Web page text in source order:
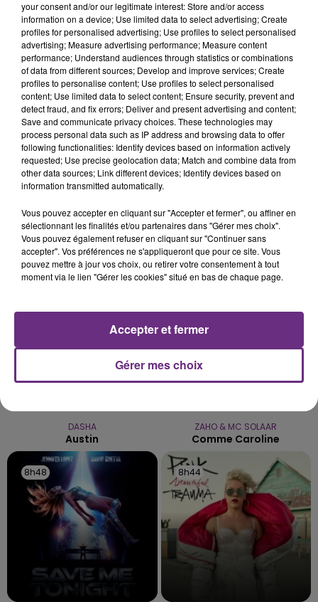
Un feu de remorque s'est déclaré ce mercredi en
fin de matinée sur l'A34.
VENEZ FÊTER CE WEEK-END
L'ANNIVERSAIRE DE WOINIC
Ce samedi 8 août sera un grand jour :
l'anniversaire du plus gros sanglier du monde.
Une fête est donc organisée et vous êtes tous
conviés !
TITRES DIFFUSÉS
8h59
8h59
DASHA
Austin
8h56
8h56
ZAHO & MC SOLAAR
Comme Caroline
8h48
8h48 8h44
8h44
your consent and/or our legitimate interest: Store and/or access
information on a device; Use limited data to select advertising; Create
profiles for personalised advertising; Use profiles to select personalised
advertising; Measure advertising performance; Measure content
performance; Understand audiences through statistics or combinations
of data from different sources; Develop and improve services; Create
profiles to personalise content; Use profiles to select personalised
content; Use limited data to select content; Ensure security, prevent and
detect fraud, and fix errors; Deliver and present advertising and content;
Save and communicate privacy choices. These technologies may
process personal data such as IP address and browsing data to offer
following functionalities: Identify devices based on information actively
requested; Use precise geolocation data; Match and combine data from
other data sources; Link different devices; Identify devices based on
information transmitted automatically.
Vous pouvez accepter en cliquant sur "Accepter et fermer", ou affiner en
sélectionnant les finalités et/ou partenaires dans "Gérer mes choix".
Vous pouvez également refuser en cliquant sur "Continuer sans
accepter". Vos préférences ne s'appliqueront que pour ce site. Vous
pouvez mettre à jour vos choix, ou retirer votre consentement à tout
moment via le lien "Gérer les cookies" situé en bas de chaque page.
Gérer mes choix
Accepter et fermer